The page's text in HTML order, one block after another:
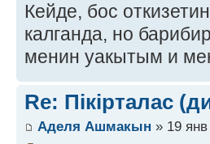
Кейде, бос
калганда, но
менин уакытым и
Re: Пікірталас
Аделя Ашмакын » 19